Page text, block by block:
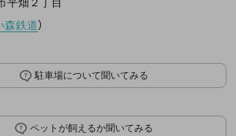
森鉄道）
駐車場について聞いてみる
ペットが飼えるか聞いてみる